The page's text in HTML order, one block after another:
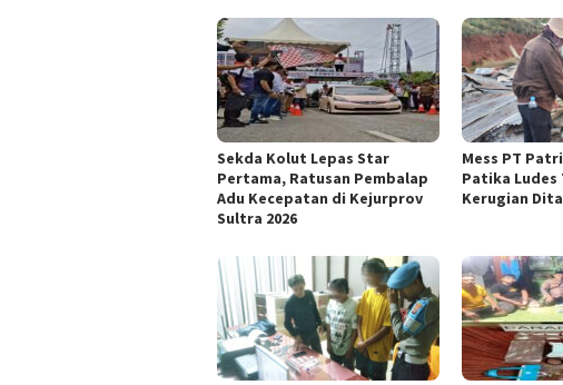
Sekda Kolut Lepas Star
Pertama, Ratusan Pembalap
Adu Kecepatan di Kejurprov
Sultra 2026
Mess PT
Patika Ludes
Kerugian